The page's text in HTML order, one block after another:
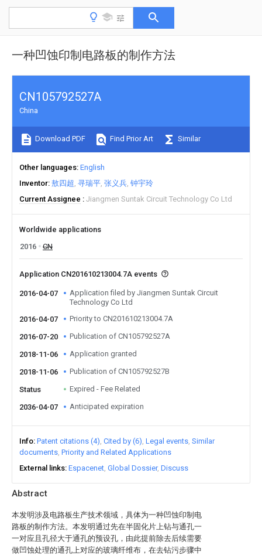
一种凹蚀印制电路板的制作方法
Abstract
本发明涉及电路板生产技术领域，具体为一种凹蚀印制电
路板的制作方法。本发明通过先在半固化片上钻与通孔一
一对应且孔径大于通孔的预设孔，由此提前除去后续需要
做凹蚀处理的通孔上对应的玻璃纤维布，在去钻污步骤中
CN105792527A
China
Download PDF Find Prior Art Similar
Other languages English
Inventor 敖四超 寻瑞平 张义兵 钟宇玲
Current Assignee
Jiangmen Suntak Circuit Technology Co Ltd
Worldwide applications
2016
CN
Application CN201610213004.7A events
2016-04-07
Application filed by Jiangmen Suntak Circuit
Technology Co Ltd
2016-04-07
Priority to CN201610213004.7A
2016-07-20 Publication of CN105792527A
2018-11-06 Application granted
2018-11-06 Publication of CN105792527B
Status Expired - Fee Related
2036-04-07 Anticipated expiration
Info Patent citations (4) Cited by (6) Legal events Similar
documents Priority and Related Applications
External links Espacenet Global Dossier Discuss